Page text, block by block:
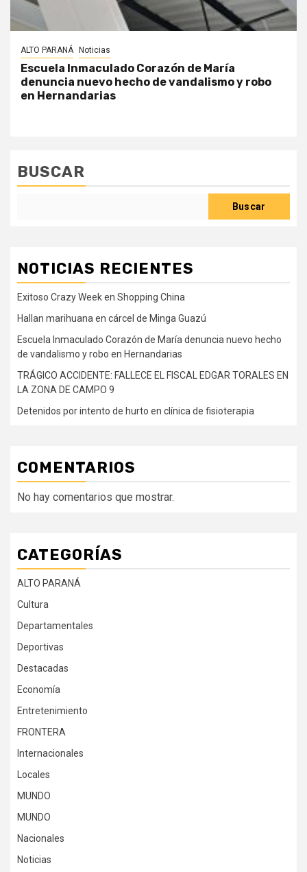
ALTO PARANÁ Noticias
Escuela Inmaculado Corazón de María
denuncia nuevo hecho de vandalismo y robo
en Hernandarias
BUSCAR
Buscar
NOTICIAS RECIENTES
Exitoso Crazy Week en Shopping China
Hallan marihuana en cárcel de Minga Guazú
Escuela Inmaculado Corazón de María denuncia nuevo hecho
de vandalismo y robo en Hernandarias
TRÁGICO ACCIDENTE: FALLECE EL FISCAL EDGAR TORALES EN
LA ZONA DE CAMPO 9
Detenidos por intento de hurto en clínica de fisioterapia
COMENTARIOS
No hay comentarios que mostrar.
CATEGORÍAS
ALTO PARANÁ
Cultura
Departamentales
Deportivas
Destacadas
Economía
Entretenimiento
FRONTERA
Internacionales
Locales
MUNDO
MUNDO
Nacionales
Noticias